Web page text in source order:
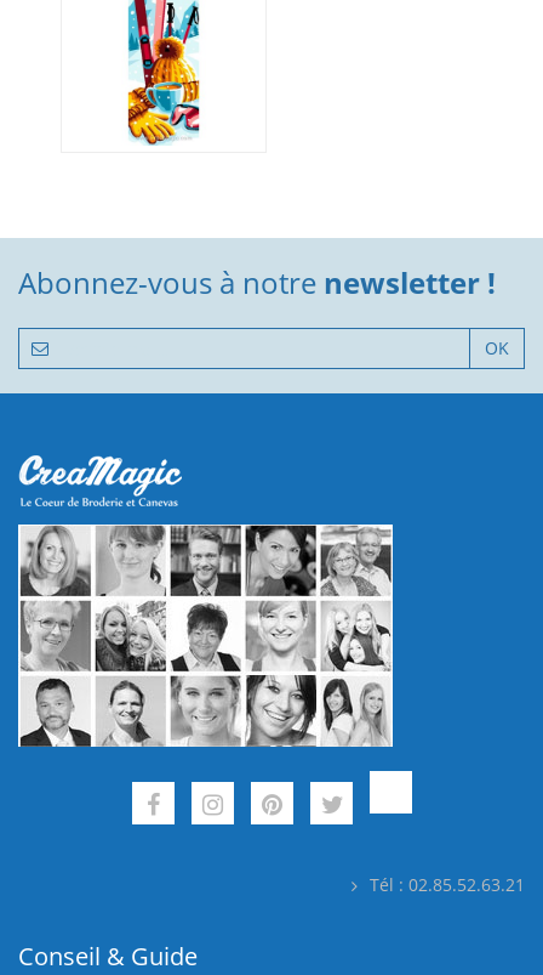
Abonnez-vous à notre newsletter !
OK
Tél : 02.85.52.63.21
Conseil & Guide